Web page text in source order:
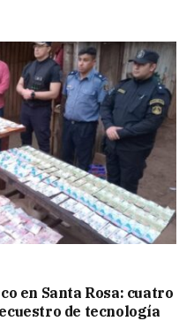
en Santa Rosa: cuatro
de tecnología